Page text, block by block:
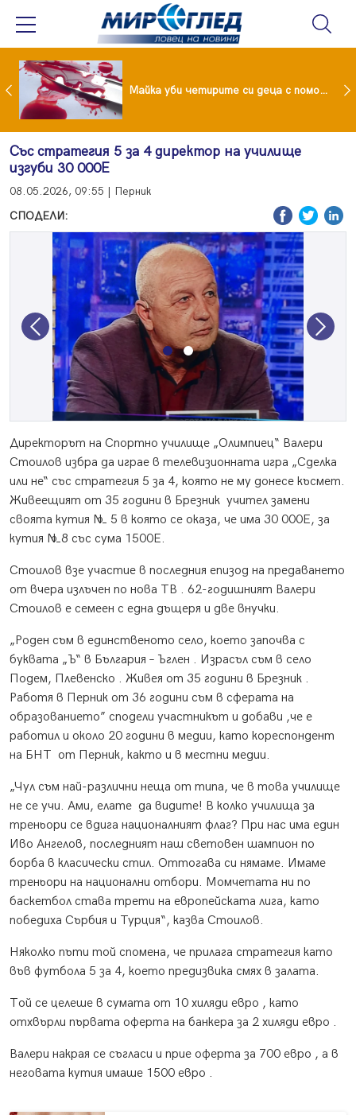
Проф.Кантарджиев: Пазете се от комарите и полово предаваните инфекции Майка уби четирите си деца с помощта на баба им, след което се самоуби
Със стратегия 5 за 4 директор на училище
изгуби 30 000Е
08.05.2026, 09:55 | Перник
СПОДЕЛИ:
Previous Next
Директорът на Спортно училище „Олимпиец“ Валери
Стоилов избра да играе в телевизионната игра „Сделка
или не“ със стратегия 5 за 4, която не му донесе късмет.
Живеещият от 35 години в Брезник учител замени
своята кутия № 5 в която се оказа, че има 30 000Е, за
кутия №8 със сума 1500Е.
Стоилов взе участие в последния епизод на предаването
от вчера излъчен по нова ТВ . 62-годишният Валери
Стоилов е семеен с една дъщеря и две внучки.
„Роден съм в единственото село, което започва с
буквата „Ъ“ в България – Ъглен . Израсъл съм в село
Подем, Плевенско . Живея от 35 години в Брезник .
Работя в Перник от 36 години съм в сферата на
образованието” сподели участникът и добави ,че е
работил и около 20 години в медии, като кореспондент
на БНТ от Перник, както и в местни медии.
„Чул съм най-различни неща от типа, че в това училище
не се учи. Ами, елате да видите! В колко училища за
треньори се вдига националният флаг? При нас има един
Иво Ангелов, последният наш световен шампион по
борба в класически стил. Оттогава си нямаме. Имаме
треньори на национални отбори. Момчетата ни по
баскетбол става трети на европейската лига, като
победиха Сърбия и Турция“, казва Стоилов.
Няколко пъти той спомена, че прилага стратегия като
във футбола 5 за 4, което предизвика смях в залата.
Той се целеше в сумата от 10 хиляди евро , като
отхвърли първата оферта на банкера за 2 хиляди евро .
Валери накрая се съгласи и прие оферта за 700 евро , а в
неговата кутия имаше 1500 евро .